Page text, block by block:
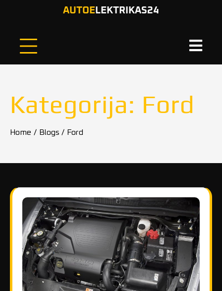
AUTOE LEKTRIKAS24
Kategorija: Ford
Home Blogs Ford